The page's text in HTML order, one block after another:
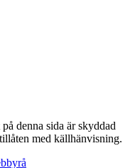
denna sida är skyddad
med källhänvisning.